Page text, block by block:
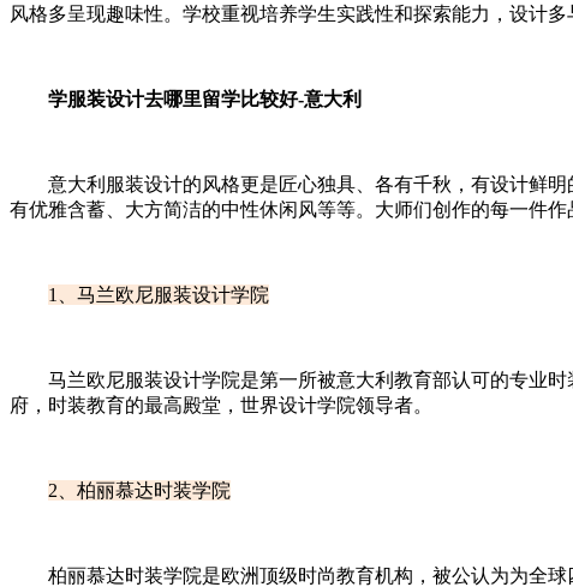
风格多呈现趣味性。学校重视培养学生实践性和探索能力，设计多
学服装设计去哪里留学比较好-意大利
意大利服装设计的风格更是匠心独具、各有千秋，有设计鲜明
有优雅含蓄、大方简洁的中性休闲风等等。大师们创作的每一件作
1、马兰欧尼服装设计学院
马兰欧尼服装设计学院是第一所被意大利教育部认可的专业时
府，时装教育的最高殿堂，世界设计学院领导者。
2、柏丽慕达时装学院
柏丽慕达时装学院是欧洲顶级时尚教育机构，被公认为为全球